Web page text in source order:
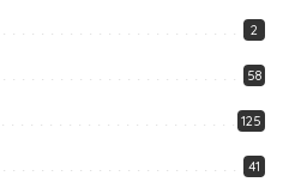
2
58
125
41